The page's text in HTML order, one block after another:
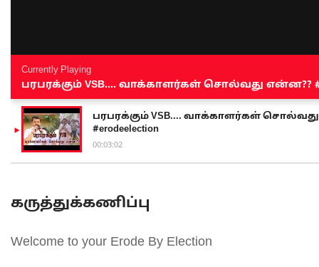
Currently Playing
பரபரக்கும் VSB.... வாக்காளர்கள் சொல்வது என்ன??
பரபரக்கும் VSB.... வாக்காளர்கள் சொல்வது
#erodeelection
00:03:02
கருத்துக்கணிப்பு
Welcome to your Erode By Election